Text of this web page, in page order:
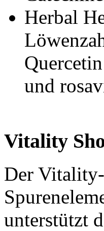
Herbal
und
Vitality
Der
unterstützt